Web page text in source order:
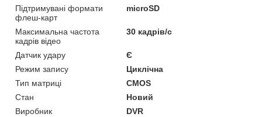
Підтримувані формати
флеш-карт
microSD
Максимальна частота
кадрів відео
30 кадрів/с
Датчик удару
Є
Режим запису
Циклічна
Тип матриці
CMOS
Стан
Новий
Виробник
DVR